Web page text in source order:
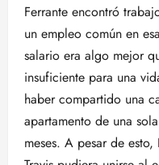
Ferrante encontró
un empleo común en
salario era algo mejor
insuficiente para una
haber compartido una
apartamento de una
meses. A pesar de